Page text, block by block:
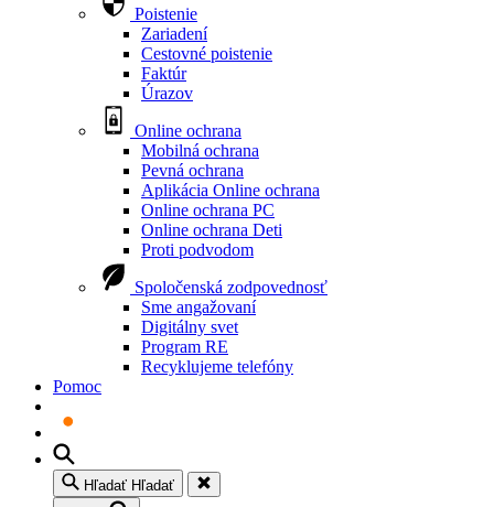
Poistenie
Zariadení
Cestovné poistenie
Faktúr
Úrazov
Online ochrana
Mobilná ochrana
Pevná ochrana
Aplikácia Online ochrana
Online ochrana PC
Online ochrana Deti
Proti podvodom
Spoločenská zodpovednosť
Sme angažovaní
Digitálny svet
Program RE
Recyklujeme telefóny
Pomoc
Hľadať Hľadať